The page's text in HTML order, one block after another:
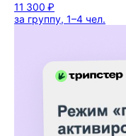
11 300 ₽
за группу, 1–4 чел.